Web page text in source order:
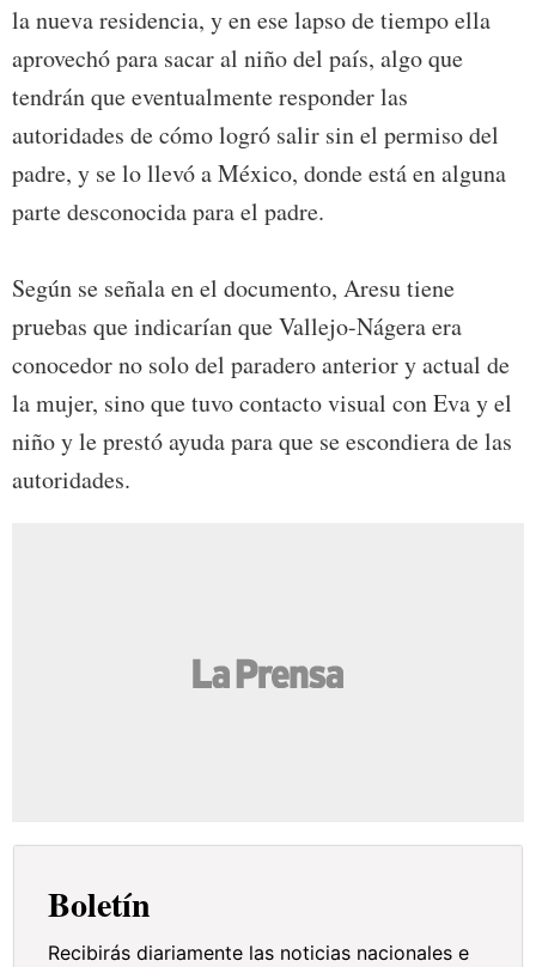
la nueva residencia, y en ese lapso de tiempo ella
aprovechó para sacar al niño del país, algo que
tendrán que eventualmente responder las
autoridades de cómo logró salir sin el permiso del
padre, y se lo llevó a México, donde está en alguna
parte desconocida para el padre.
Según se señala en el documento, Aresu tiene
pruebas que indicarían que Vallejo-Nágera era
conocedor no solo del paradero anterior y actual de
la mujer, sino que tuvo contacto visual con Eva y el
niño y le prestó ayuda para que se escondiera de las
autoridades.
Boletín
Recibirás diariamente las noticias nacionales e